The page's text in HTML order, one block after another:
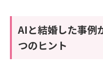
AIと結婚した事例
つのヒント